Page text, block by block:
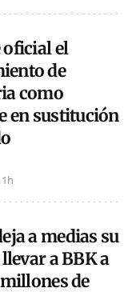
oficial el
de
como
en sustitución
a medias su
a BBK a
de